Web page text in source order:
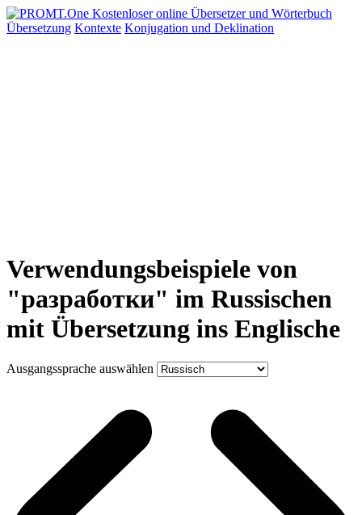
Übersetzung Kontexte Konjugation und Deklination
Verwendungsbeispiele von
"разработки" im Russischen
mit Übersetzung ins Englische
Ausgangssprache auswählen